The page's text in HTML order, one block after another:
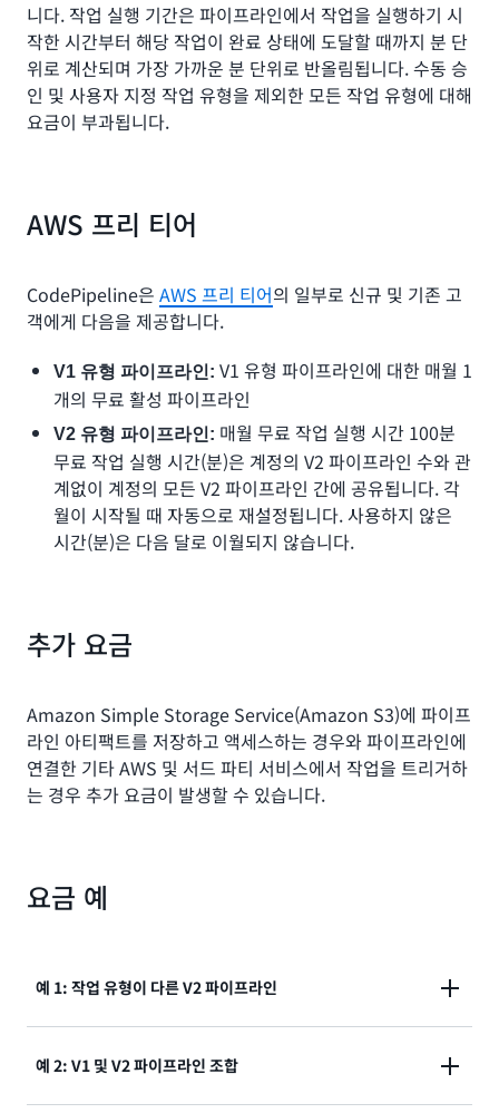
니다. 작업 실행 기간은 파이프라인에서 작업을 실행하기 시
작한 시간부터 해당 작업이 완료 상태에 도달할 때까지 분 단
위로 계산되며 가장 가까운 분 단위로 반올림됩니다. 수동 승
인 및 사용자 지정 작업 유형을 제외한 모든 작업 유형에 대해
요금이 부과됩니다.
AWS 프리 티어
CodePipeline은 AWS 프리 티어의 일부로 신규 및 기존 고
객에게 다음을 제공합니다.
V1 유형 파이프라인: V1 유형 파이프라인에 대한 매월 1
개의 무료 활성 파이프라인
V2 유형 파이프라인: 매월 무료 작업 실행 시간 100분
무료 작업 실행 시간(분)은 계정의 V2 파이프라인 수와 관
계없이 계정의 모든 V2 파이프라인 간에 공유됩니다. 각
월이 시작될 때 자동으로 재설정됩니다. 사용하지 않은
시간(분)은 다음 달로 이월되지 않습니다.
추가 요금
Amazon Simple Storage Service(Amazon S3)에 파이프
라인 아티팩트를 저장하고 액세스하는 경우와 파이프라인에
연결한 기타 AWS 및 서드 파티 서비스에서 작업을 트리거하
는 경우 추가 요금이 발생할 수 있습니다.
요금 예
예 1: 작업 유형이 다른 V2 파이프라인
한 달 30일 동안 V2 유형 파이프라인 1개를 사용하고 V1
예 2: V1 및 V2 파이프라인 조합